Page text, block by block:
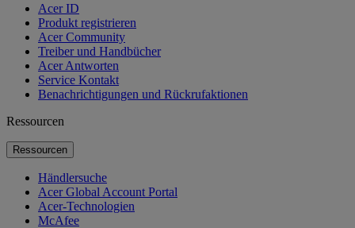
Acer ID
Produkt registrieren
Acer Community
Treiber und Handbücher
Acer Antworten
Service Kontakt
Benachrichtigungen und Rückrufaktionen
Ressourcen
Ressourcen
Händlersuche
Acer Global Account Portal
Acer-Technologien
McAfee